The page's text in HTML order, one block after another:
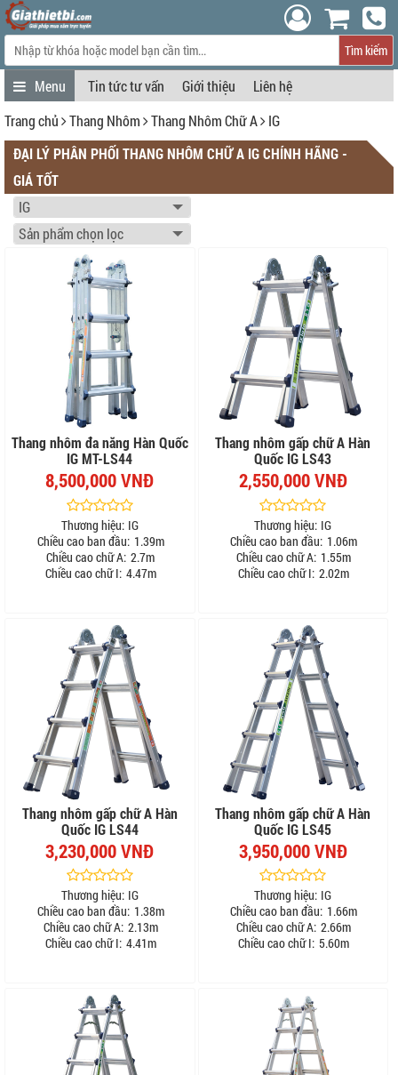
Tìm kiếm
Tin tức tư vấn Giới thiệu
Liên hệ
Trang chủ
Thang Nhôm Thang Nhôm Chữ A
IG
ĐẠI LÝ PHÂN PHỐI THANG NHÔM CHỮ A IG CHÍNH HÃNG -
GIÁ TỐT
Thang nhôm đa năng Hàn Quốc
IG MT-LS44
8,500,000 VNĐ
Thương hiệu: IG
Chiều cao ban đầu: 1.39m
Chiều cao chữ A: 2.7m
Chiều cao chữ I: 4.47m
Thang nhôm gấp chữ A Hàn
Quốc IG LS43
2,550,000 VNĐ
Thương hiệu: IG
Chiều cao ban đầu: 1.06m
Chiều cao chữ A: 1.55m
Chiều cao chữ I: 2.02m
Thang nhôm gấp chữ A Hàn
Quốc IG LS44
3,230,000 VNĐ
Thương hiệu: IG
Chiều cao ban đầu: 1.38m
Chiều cao chữ A: 2.13m
Chiều cao chữ I: 4.41m
Thang nhôm gấp chữ A Hàn
Quốc IG LS45
3,950,000 VNĐ
Thương hiệu: IG
Chiều cao ban đầu: 1.66m
Chiều cao chữ A: 2.66m
Chiều cao chữ I: 5.60m